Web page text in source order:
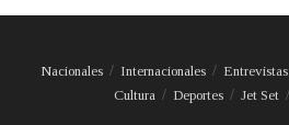
Nacionales Internacionales Entrevistas
Cultura
Deportes Jet Set